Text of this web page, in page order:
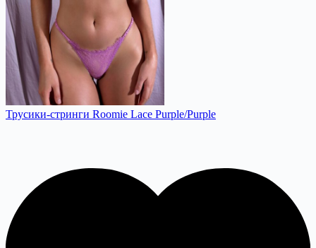
Трусики-стринги Roomie Lace Purple/Purple